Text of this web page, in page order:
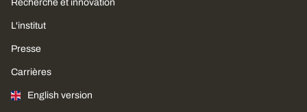
Recherche et innovation
L'institut
Presse
Carrières
English version